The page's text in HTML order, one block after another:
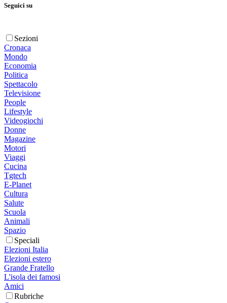
Seguici su
Sezioni
Cronaca
Mondo
Economia
Politica
Spettacolo
Televisione
People
Lifestyle
Videogiochi
Donne
Magazine
Motori
Viaggi
Cucina
Tgtech
E-Planet
Cultura
Salute
Scuola
Animali
Spazio
Speciali
Elezioni Italia
Elezioni estero
Grande Fratello
L'isola dei famosi
Amici
Rubriche